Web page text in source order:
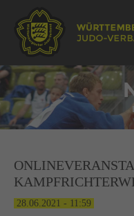
28.06.2021 - 11:59